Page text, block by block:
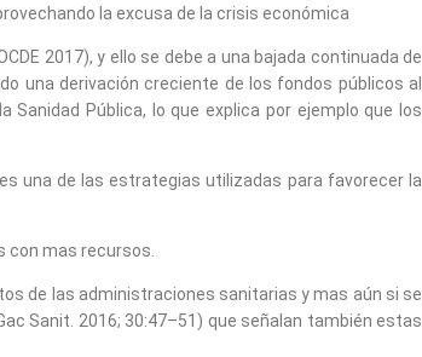
la excusa de la crisis económica
2017), y ello se debe a una bajada continuada de
una derivación creciente de los fondos públicos al
Pública, lo que explica por ejemplo que los
una de las estrategias utilizadas para favorecer la
con mas recursos.
de las administraciones sanitarias y mas aún si se
Sanit. 2016; 30:47–51) que señalan también estas